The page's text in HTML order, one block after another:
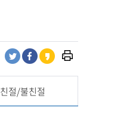
트
터
공
페
스
북
카
오
스
프
린
트
기
친절/불친절